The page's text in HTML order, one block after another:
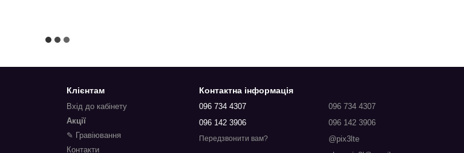
Клієнтам
Вхід до кабінету
Акції
✎ Гравіювання
Контакти
Контактна інформація
096 734 4307
096 142 3906
Передзвонити вам?
096 734 4307
096 142 3906
@pix3lte